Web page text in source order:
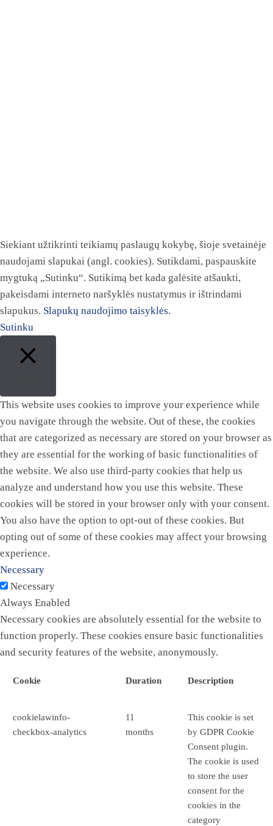
Siekiant užtikrinti teikiamų paslaugų kokybę, šioje svetainėje
naudojami slapukai (angl. cookies). Sutikdami, paspauskite
mygtuką „Sutinku“. Sutikimą bet kada galėsite atšaukti,
pakeisdami interneto naršyklės nustatymus ir ištrindami
slapukus. Slapukų naudojimo taisyklės.
Sutinku
This website uses cookies to improve your experience while
you navigate through the website. Out of these, the cookies
that are categorized as necessary are stored on your browser as
they are essential for the working of basic functionalities of
the website. We also use third-party cookies that help us
analyze and understand how you use this website. These
cookies will be stored in your browser only with your consent.
You also have the option to opt-out of these cookies. But
opting out of some of these cookies may affect your browsing
experience.
Necessary
Necessary
Always Enabled
Necessary cookies are absolutely essential for the website to
function properly. These cookies ensure basic functionalities
and security features of the website, anonymously.
Cookie Duration Description
cookielawinfo-
checkbox-analytics
11
months
This cookie is set
by GDPR Cookie
Consent plugin.
The cookie is used
to store the user
consent for the
cookies in the
category